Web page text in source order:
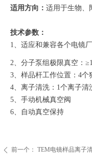
ꄴ 前一个： TEM电镜样品离子
适用方向： 适用于生物、
技术参数：
1、适应和兼容各个电镜
2、分子泵组极限真空：
3、样品杆工作位置：4个
4、离子清洗：1个离子清
5、手动机械真空阀
6、自动真空保持